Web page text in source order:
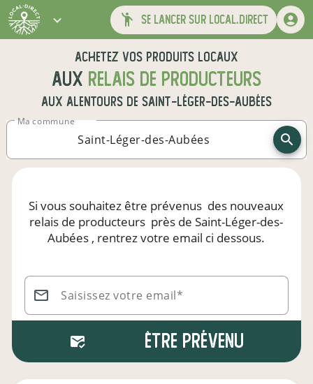
se lancer sur local.direct
Achetez vos produits locaux
aux relais de producteurs
aux alentours de Saint-Léger-des-Aubées
Ma commune
Si vous souhaitez être prévenus des nouveaux
relais de producteurs près de Saint-Léger-des-
Aubées , rentrez votre email ci dessous.
Saisissez votre email*
Être prévenu